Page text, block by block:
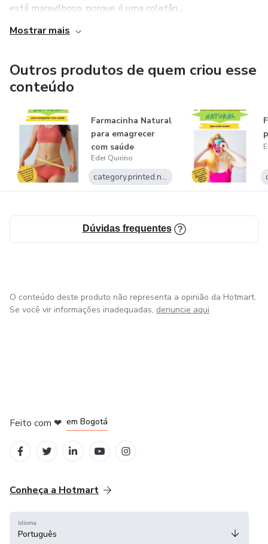
está maravilhoso, porque é uma coletân...
Mostrar mais
Outros produtos de quem criou esse
conteúdo
Farmacinha Natural
para emagrecer
com saúde
Eder Quirino
category.printed.name
Dúvidas frequentes
O conteúdo deste produto não representa a opinião da Hotmart.
Se você vir informações inadequadas, denuncie aqui
Feito com ❤ em Bogotá
Conheça a Hotmart
Idioma
Português